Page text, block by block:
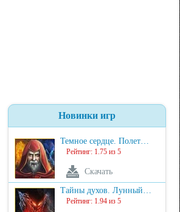
Новинки игр
Темное сердце. Полет…
Рейтинг: 1.75 из 5
Скачать
Тайны духов. Лунный…
Рейтинг: 1.94 из 5